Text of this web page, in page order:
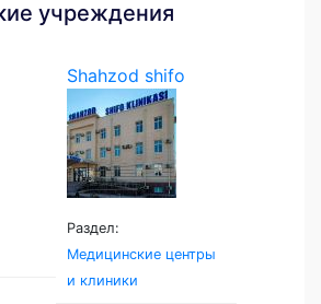
учреждения
Shahzod shifo
klinikasi
Раздел:
Медицинские центры
и клиники